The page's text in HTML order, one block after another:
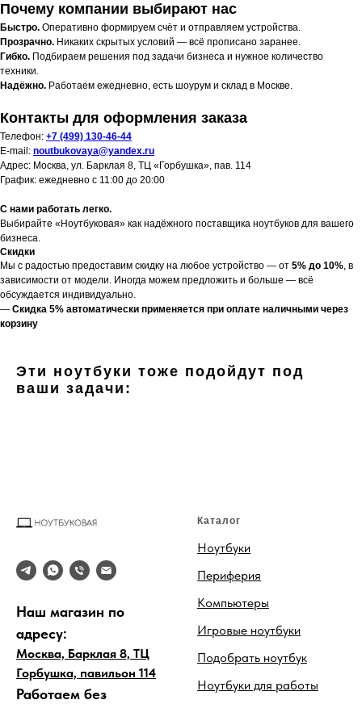
Почему компании выбирают нас
Быстро. Оперативно формируем счёт и отправляем устройства.
Прозрачно. Никаких скрытых условий — всё прописано заранее.
Гибко. Подбираем решения под задачи бизнеса и нужное количество
техники.
Надёжно. Работаем ежедневно, есть шоурум и склад в Москве.
Контакты для оформления заказа
Телефон: +7 (499) 130-46-44
E-mail: noutbukovaya@yandex.ru
Адрес: Москва, ул. Барклая 8, ТЦ «Горбушка», пав. 114
График: ежедневно с 11:00 до 20:00
С нами работать легко.
Выбирайте «Ноутбуковая» как надёжного поставщика ноутбуков для вашего
бизнеса.
Скидки
Мы с радостью предоставим скидку на любое устройство — от 5% до 10%, в
зависимости от модели. Иногда можем предложить и больше — всё
обсуждается индивидуально.
— Скидка 5% автоматически применяется при оплате наличными через
корзину
Эти ноутбуки тоже подойдут под
ваши задачи:
Наш магазин по
адресу:
Москва, Барклая 8, ТЦ
Горбушка, павильон 114
Работаем без
Каталог
Ноутбуки
Периферия
Компьютеры
Игровые ноутбуки
Подобрать ноутбук
Ноутбуки для работы